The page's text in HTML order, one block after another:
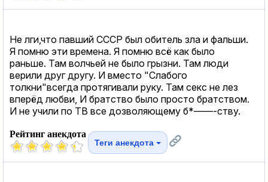
Не лги,что павший СССР был обитель зла и фальши.
Я помню эти времена. Я помню всё как было
раньше. Там волчьей не было грызни. Там люди
верили друг другу. И вместо "Слабого
толкни"всегда протягивали руку. Там секc не лез
вперёд любви, И братство было просто братством.
И не учили по ТВ все дозволяющему б*––––-ству.
Рейтинг анекдота
Теги анекдота